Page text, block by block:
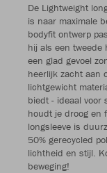
De Lightweight
is naar maximale
bodyfit ontwerp
hij als een tweede
een glad gevoel
heerlijk zacht aan
lichtgewicht
biedt - ideaal voor
houdt je droog en
longsleeve is
50% gerecycled
lichtheid en stijl.
beweging!